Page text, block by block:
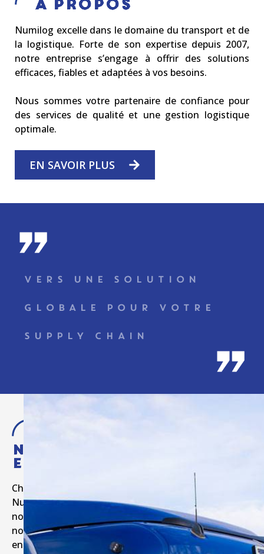
À Propos
Numilog excelle dans le domaine du transport et de
la logistique. Forte de son expertise depuis 2007,
notre entreprise s’engage à offrir des solutions
efficaces, fiables et adaptées à vos besoins.
Nous sommes votre partenaire de confiance pour
des services de qualité et une gestion logistique
optimale.
EN SAVOIR PLUS
-
VERS UNE SOLUTION
GLOBALE POUR VOTRE
SUPPLY CHAIN
Nos
Engagements
Chez
Numilog,
nous
nous
engageons